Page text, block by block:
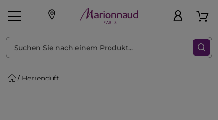
Geschenke
Herrenduft
sortieren nach Filter